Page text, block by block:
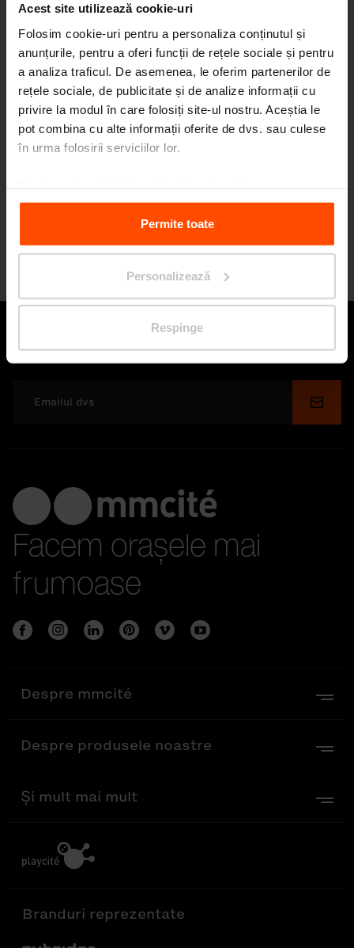
Acest site utilizează cookie-uri
Folosim cookie-uri pentru a personaliza conținutul și
anunțurile, pentru a oferi funcții de rețele sociale și pentru
a analiza traficul. De asemenea, le oferim partenerilor de
rețele sociale, de publicitate și de analize informații cu
privire la modul în care folosiți site-ul nostru. Aceștia le
pot combina cu alte informații oferite de dvs. sau culese
în urma folosirii serviciilor lor.
vizitațiPrinciples Relating to the Processing Personal
Permite toate
Personalizează
Respinge
3. 7.
Evenimente
Studenții au transformat
spațiul din fața școlii
Chiar și schimbările mici pot avea un impact
mare.
11. 6.
Evenimente
Bicicleta este astăzi o
expresie a identității
1. 5. O triplă victorie! Trei premii
Red Dot.
Avem un motiv de sărbătoare
Rămâi în contact cu noi
Facem orașele mai
frumoase
Despre mmcité
Despre produsele noastre
Și mult mai mult
Branduri reprezentate